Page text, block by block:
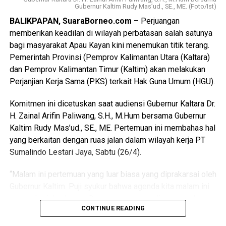
Secara nasional, terdapat 13 bandara embarkasi haji,
Pertamina di Sepinggan dan Syamsuddin Noor menjadi
bagian dari upaya perusahaan dalam mendukung
kelancaran logistik energi bagi jutaan jemaah haji
Indonesia.
“Dengan kesiapan ini, Pertamina Patra Niaga Kalimantan
peningkatan penjualan avtur, tetapi juga turut serta dalam
keberhasilan penyelenggaraan ibadah haji 2025,” tutup Edi.
Sebagai subholding Commercial & Trading PT Pertamina
(Persero), PT Pertamina Patra Niaga berkomitmen untuk
Center (PCC) 135. [ad/ril]
Gubernur Kaltim Rudy Mas’ud., SE., ME. (Foto/Ist)
BALIKPAPAN, SuaraBorneo.com – Perjuangan
memberikan keadilan di wilayah perbatasan salah satunya
bagi masyarakat Apau Kayan kini menemukan titik terang.
Pemerintah Provinsi (Pemprov Kalimantan Utara (Kaltara)
dan Pemprov Kalimantan Timur (Kaltim) akan melakukan
Perjanjian Kerja Sama (PKS) terkait Hak Guna Umum (HGU).
Komitmen ini dicetuskan saat audiensi Gubernur Kaltara Dr.
H. Zainal Arifin Paliwang, S.H., M.Hum bersama Gubernur
Kaltim Rudy Mas’ud., SE., ME. Pertemuan ini membahas hal
yang berkaitan dengan ruas jalan dalam wilayah kerja PT
Sumalindo Lestari Jaya, Sabtu (26/4).
“Malam ini pertemuan yang luar biasa yang diprakarsai oleh
semua berjalan lancar. Semua yang menjadi program kita,
akan kita laksanakan di tahun ini dan manfaatnya akan
CONTINUE READING